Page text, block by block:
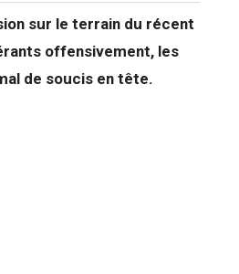
sur le terrain du récent
offensivement, les
de soucis en tête.